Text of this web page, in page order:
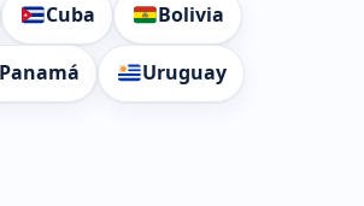
Cuba Bolivia
Panamá Uruguay